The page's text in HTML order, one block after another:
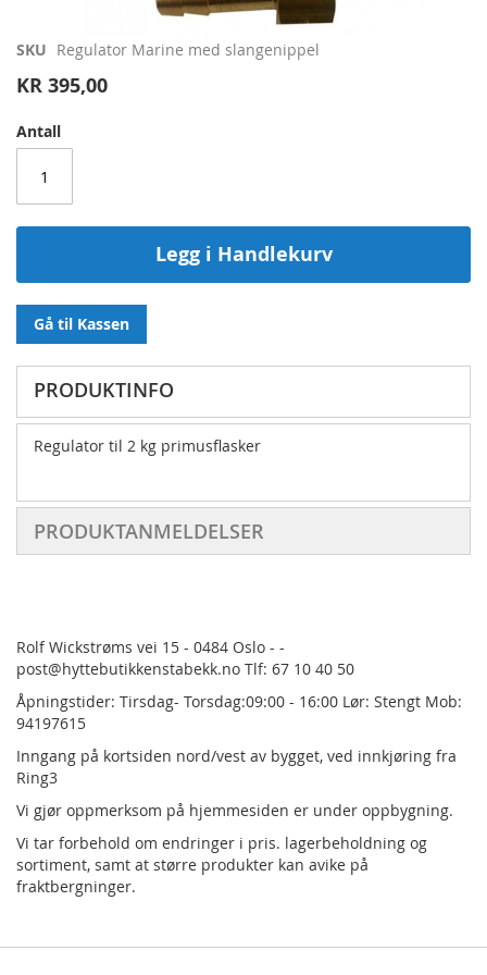
SKU Regulator Marine med slangenippel
KR 395,00
Antall
Legg i Handlekurv
Gå til Kassen
Gå
begynnelsen
bildegalleri
PRODUKTINFO
Regulator til 2 kg primusflasker
PRODUKTANMELDELSER
Rolf Wickstrøms vei 15 - 0484 Oslo - -
post@hyttebutikkenstabekk.no Tlf: 67 10 40 50
Åpningstider: Tirsdag- Torsdag:09:00 - 16:00 Lør: Stengt Mob:
94197615
Inngang på kortsiden nord/vest av bygget, ved innkjøring fra
Ring3
Vi gjør oppmerksom på hjemmesiden er under oppbygning.
Vi tar forbehold om endringer i pris. lagerbeholdning og
sortiment, samt at større produkter kan avike på
fraktbergninger.